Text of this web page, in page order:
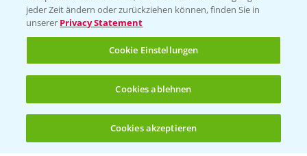
(noch 4)
Hilfe in Notfällen
T.+49 (0)214/30-20220
Folgen Sie uns
jeder Zeit ändern oder zurückziehen können, finden Sie in
unserer Privacy Statement
Cookie Einstellungen
Cookies ablehnen
Cookies akzeptieren